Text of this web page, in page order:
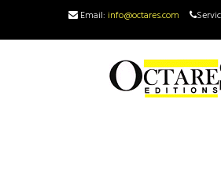
Email: info@octares.com